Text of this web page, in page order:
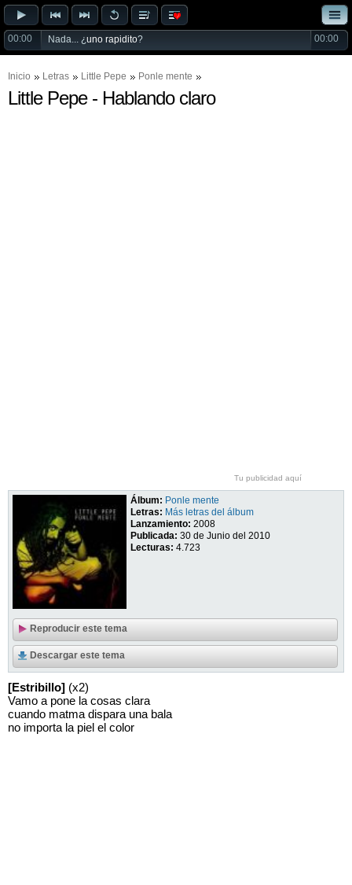
00:00 Nada... ¿uno rapidito? 00:00
Inicio Letras Little Pepe Ponle mente
Little Pepe - Hablando claro
Tu publicidad aquí
Álbum: Ponle mente
Letras: Más letras del álbum
Lanzamiento: 2008
Publicada: 30 de Junio del 2010
Lecturas: 4.723
Reproducir este tema
Descargar este tema
[Estribillo] (x2)
Vamo a pone la cosas clara
cuando matma dispara una bala
no importa la piel el color